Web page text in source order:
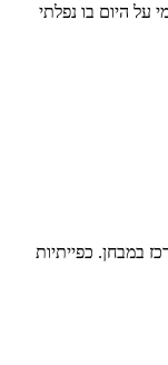
על היום בו נפלתי
במבחן. כפייתיות